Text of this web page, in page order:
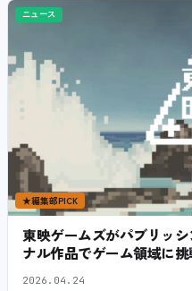
ニュース
★編集部PICK
東映ゲームズがパブリッ
ナル作品でゲーム領域に
2026.04.24